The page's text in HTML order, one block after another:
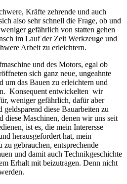
Kräfte zehrende und auch
also sehr schnell die Frage, ob und
gefährlich von statten gehen
im Lauf der Zeit Werkzeuge und
Arbeit zu erleichtern.
und des Motors, egal ob
sich ganz neue, ungeahnte
das Bauen zu erleichtern und
Konsequent entwickelten wir
weniger gefährlich, dafür aber
diese Bauarbeiten zu
diese Maschinen, denen wir uns seit
ist es, die mein Interersse
herausgefordert hat, mein
gebrauchen, entsprechende
und damit auch Technikgeschichte
Erhalt mit beizutragen. Denn nicht